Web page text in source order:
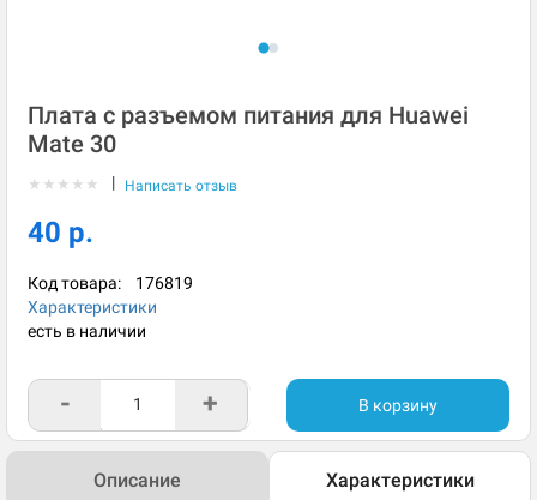
Плата с разъемом питания для Huawei
Mate 30
★ ★ ★ ★ ★ | Написать отзыв
40 р.
Код товара: 176819
Характеристики
есть в наличии
- + В корзину
Описание Характеристики